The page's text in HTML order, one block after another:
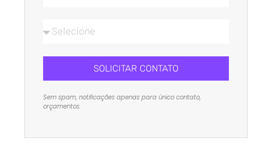
SOLICITAR CONTATO
Sem spam, notificações apenas para único contato,
orçamentos.